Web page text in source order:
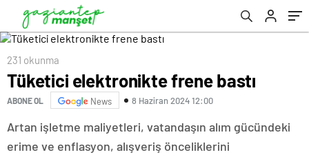
231 okunma
Tüketici elektronikte frene bastı
ABONE OL News 8 Haziran 2024 12:00
Artan işletme maliyetleri, vatandaşın alım gücündeki
erime ve enflasyon, alışveriş önceliklerini